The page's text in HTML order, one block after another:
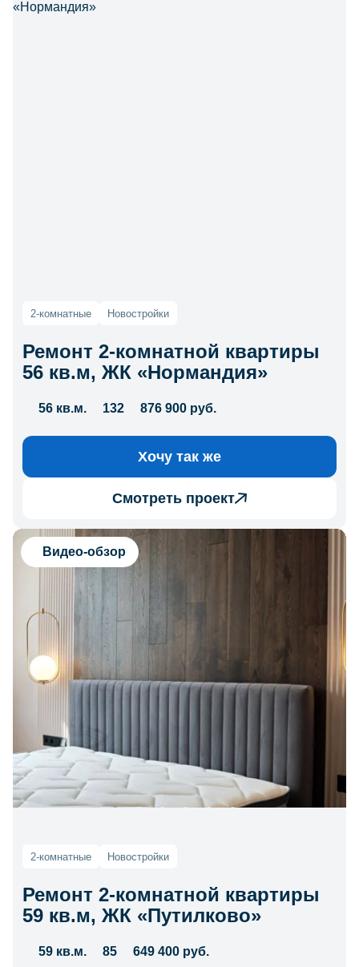
2-комнатные Новостройки
Ремонт 2-комнатной квартиры
56 кв.м, ЖК «Нормандия»
56 кв.м. 132 876 900 руб.
Хочу так же
Смотреть проект
Видео-обзор
2-комнатные Новостройки
Ремонт 2-комнатной квартиры
59 кв.м, ЖК «Путилково»
59 кв.м. 85 649 400 руб.